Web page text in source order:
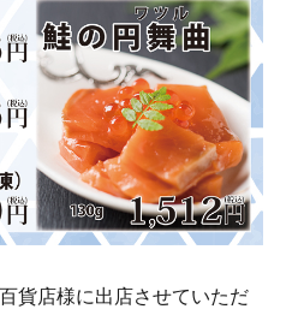
貨店様に出店させていただ